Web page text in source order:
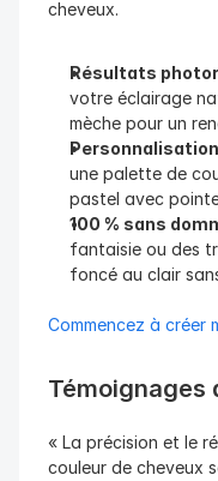
cheveux.
Résultats
votre éclairage
mèche pour un
une palette de
pastel avec
100 % sans
fantaisie ou des
foncé au clair
Commencez à créer
Témoignages
« La précision et le
couleur de cheveux